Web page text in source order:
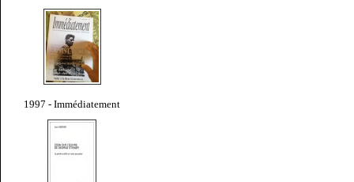
1997 - Immédiatement